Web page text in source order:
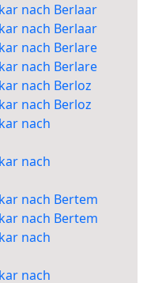
nach Berlaar
nach Berlaar
nach Berlare
nach Berlare
nach Berloz
nach Berloz
nach
nach
nach Bertem
nach Bertem
nach
nach